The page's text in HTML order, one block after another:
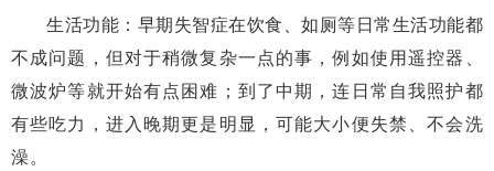
生活功能：早期失智症在饮食、如厕等日常生活功能都
不成问题，但对于稍微复杂一点的事，例如使用遥控器、
微波炉等就开始有点困难；到了中期，连日常自我照护都
有些吃力，进入晚期更是明显，可能大小便失禁、不会洗
澡。